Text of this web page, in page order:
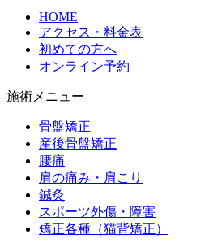
HOME
アクセス・料金表
初めての方へ
オンライン予約
施術メニュー
骨盤矯正
産後骨盤矯正
腰痛
肩の痛み・肩こり
鍼灸
スポーツ外傷・障害
矯正各種（猫背矯正）